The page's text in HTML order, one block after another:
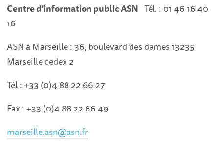
Centre d'information public ASNTél. : 01 46 16 40
16
ASN à Marseille : 36, boulevard des dames 13235
Marseille cedex 2
Tél : +33 (0)4 88 22 66 27
Fax : +33 (0)4 88 22 66 49
marseille.asn@asn.fr